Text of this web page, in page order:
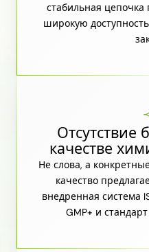
стабильная цепочка
широкую
Отсутствие
качестве
Не слова, а
качество
внедренная система
GMP+ и